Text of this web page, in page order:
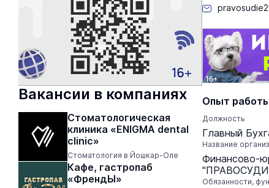
Вакансии в компаниях
Стоматологическая
клиника «ENIGMA dental
clinic»
Стоматология в Йошкар-Оле
Кафе, гастропаб
«ФрендЫ»
Опыт
Должность
Главный
Название
Финансово-
Обязанности,